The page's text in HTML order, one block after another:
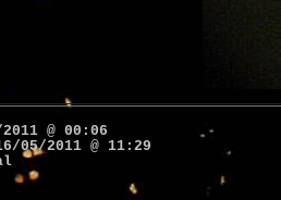
@ 00:06
05/2011 @ 11:29